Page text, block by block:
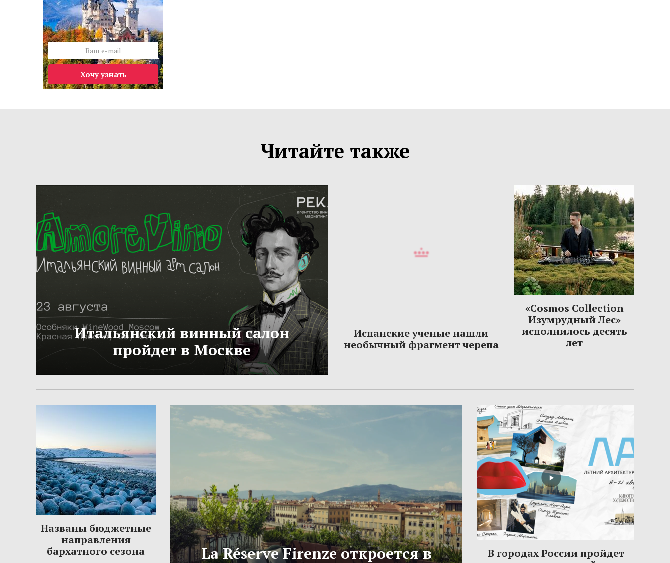
Хочу узнать
Читайте также
Итальянский винный салон
пройдет в Москве
Испанские ученые нашли
необычный фрагмент черепа
«Cosmos Collection
Изумрудный Лес»
исполнилось десять
лет
Названы бюджетные
направления
бархатного сезона
La Réserve Firenze откроется в
В городах России пройдет